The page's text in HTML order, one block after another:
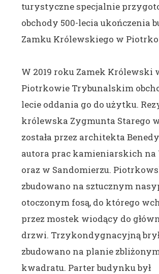
turystyczne specjalnie
obchody 500-lecia ukończenia
Zamku Królewskiego w
W 2019 roku Zamek Królewski
Piotrkowie Trybunalskim
lecie oddania go do użytku.
królewska Zygmunta Starego
została przez architekta
autora prac kamieniarskich na
oraz w Sandomierzu.
zbudowano na sztucznym
otoczonym fosą, do którego
przez mostek wiodący do
drzwi. Trzykondygnacyjną
zbudowano na planie
kwadratu. Parter budynku był